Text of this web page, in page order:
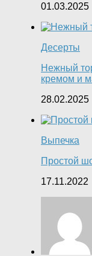
01.03.2025
Десерты
Нежный
кремом и
28.02.2025
Выпечка
Простой
17.11.2022